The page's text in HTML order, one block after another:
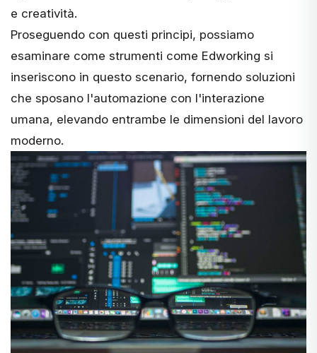
e creatività.
Proseguendo con questi principi, possiamo
esaminare come strumenti come Edworking si
inseriscono in questo scenario, fornendo soluzioni
che sposano l'automazione con l'interazione
umana, elevando entrambe le dimensioni del lavoro
moderno.